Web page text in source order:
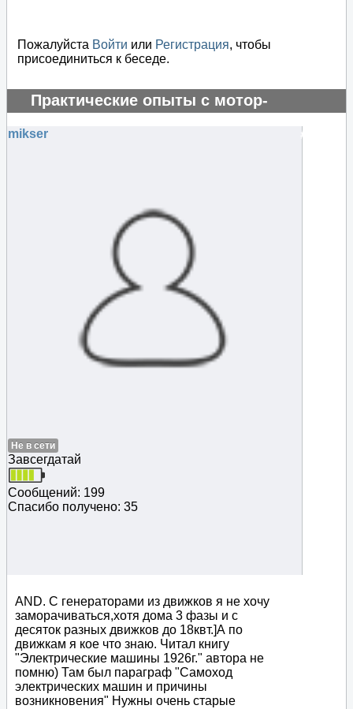
Пожалуйста Войти или Регистрация, чтобы
присоединиться к беседе.
Практические опыты с мотор-
генератором
#69795
mikser
Не в сети
Завсегдатай
Сообщений: 199
Спасибо получено: 35
AND. C генераторами из движков я не хочу
заморачиваться,хотя дома 3 фазы и с
десяток разных движков до 18квт.]А по
движкам я кое что знаю. Читал книгу
"Электрические машины 1926г." автора не
помню) Там был параграф "Самоход
электрических машин и причины
возникновения" Нужны очень старые